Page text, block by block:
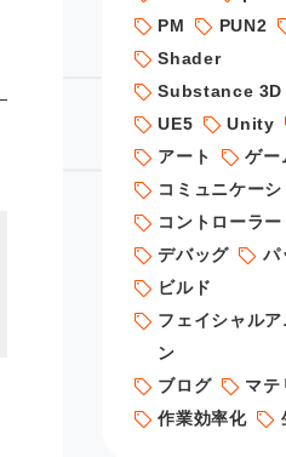
PM
PUN2
Shader
Substance
UE5
Unity
アート
ゲー
コミュニケー
コントローラー
デバッグ
パ
ビルド
フェイシャルア
ン
ブログ
マテ
作業効率化